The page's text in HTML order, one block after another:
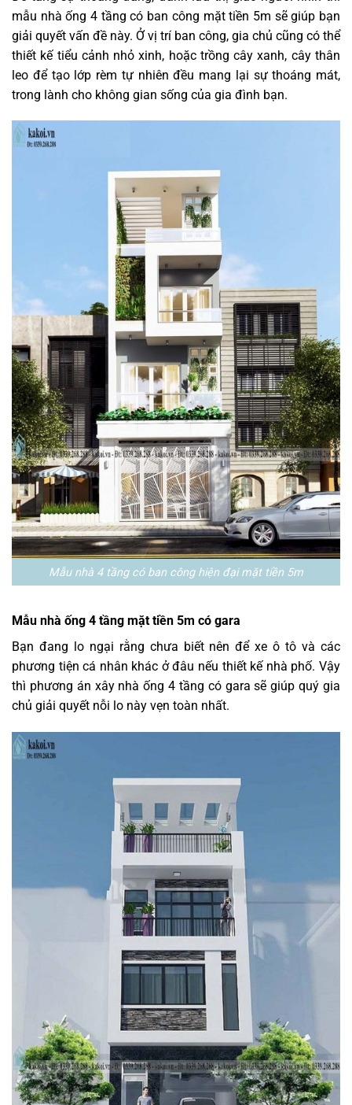
mẫu nhà ống 4 tầng có ban công mặt tiền 5m sẽ giúp bạn
giải quyết vấn đề này. Ở vị trí ban công, gia chủ cũng có thể
thiết kế tiểu cảnh nhỏ xinh, hoặc trồng cây xanh, cây thân
leo để tạo lớp rèm tự nhiên đều mang lại sự thoáng mát,
trong lành cho không gian sống của gia đình bạn.
Mẫu nhà 4 tầng có ban công hiện đại mặt tiền 5m
Mẫu nhà ống 4 tầng mặt tiền 5m có gara
Bạn đang lo ngại rằng chưa biết nên để xe ô tô và các
phương tiện cá nhân khác ở đâu nếu thiết kế nhà phố. Vậy
thì phương án xây nhà ống 4 tầng có gara sẽ giúp quý gia
chủ giải quyết nỗi lo này vẹn toàn nhất.